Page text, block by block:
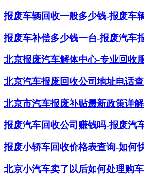
报废车辆回收一般多少钱-报废车
报废车补偿多少钱一台-报废汽车
北京报废汽车解体中心-专业回收
北京汽车报废回收公司地址电话
北京市汽车报废补贴最新政策详
报废汽车回收公司赚钱吗-报废汽
报废小轿车回收价格表查询-如何
北京小汽车卖了以后如何处理购